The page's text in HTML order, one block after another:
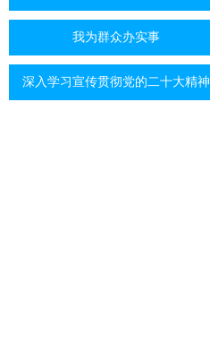
我为群众办实事
深入学习宣传贯彻党的二十大精神